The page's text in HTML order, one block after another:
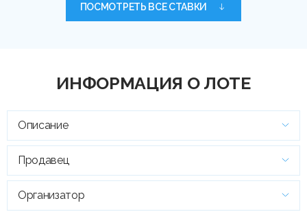
ПОСМОТРЕТЬ ВСЕ СТАВКИ
ИНФОРМАЦИЯ О ЛОТЕ
Описание
Продавец
Организатор